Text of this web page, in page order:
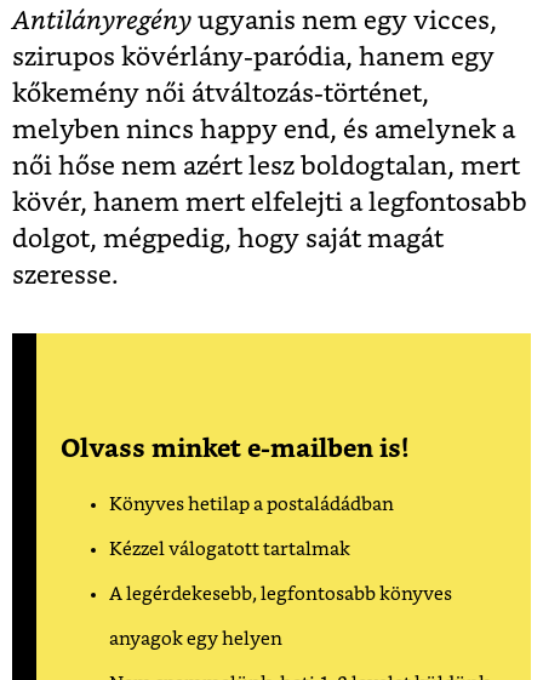
Antilányregény ugyanis nem egy vicces,
szirupos kövérlány-paródia, hanem egy
kőkemény női átváltozás-történet,
melyben nincs happy end, és amelynek a
női hőse nem azért lesz boldogtalan, mert
kövér, hanem mert elfelejti a legfontosabb
dolgot, mégpedig, hogy saját magát
szeresse.
Olvass minket e-mailben is!
Könyves hetilap a postaládádban
Kézzel válogatott tartalmak
A legérdekesebb, legfontosabb könyves
anyagok egy helyen